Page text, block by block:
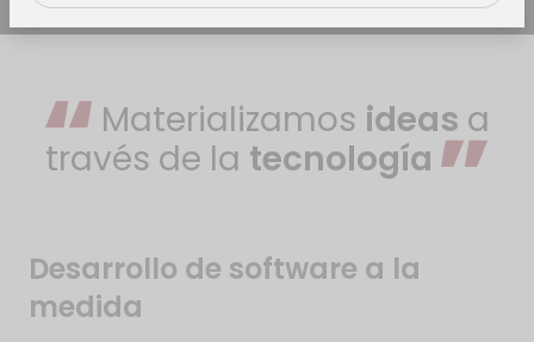
Materializamos ideas a
través de la tecnología
Desarrollo de software a la
medida